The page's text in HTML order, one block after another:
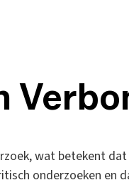
wat betekent
onderzoeken en